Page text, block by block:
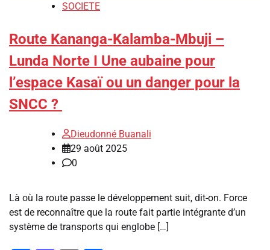
SOCIETE
Route Kananga-Kalamba-Mbuji –
Lunda Norte I ‎Une aubaine pour
l’espace Kasaï ou un danger pour la
SNCC ?
Dieudonné Buanali
29 août 2025
0
‎‎Là où la route passe le développement suit, dit-on. Force
est de reconnaître que la route fait partie intégrante d’un
système de transports qui englobe […]